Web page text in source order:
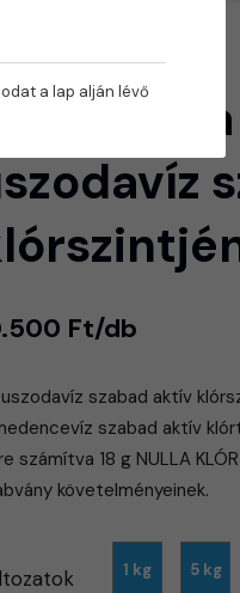
Ft/db
szabad aktív
szabad aktív
számítva 18 g NULLA
követelményeinek.
1 kg 5 kg
a lap alján lévő